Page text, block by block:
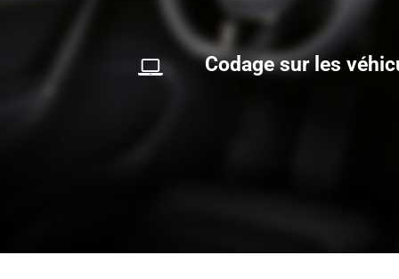
Codage sur les véhic